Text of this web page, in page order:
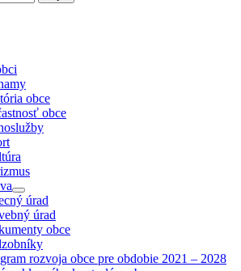
obce
obce
Show
sub
menu
úrad
úrad
obce
rozvoja obce pre obdobie 2021 – 2028